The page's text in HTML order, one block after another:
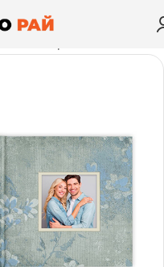
200бр 10х15см